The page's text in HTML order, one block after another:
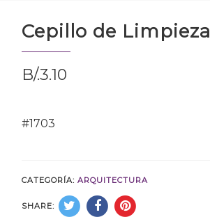
Cepillo de Limpieza
B/.3.10
#1703
CATEGORÍA:ARQUITECTURA
SHARE: